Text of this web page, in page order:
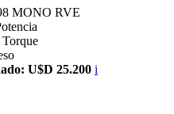
MONO RVE
Torque
U$D 25.200 i